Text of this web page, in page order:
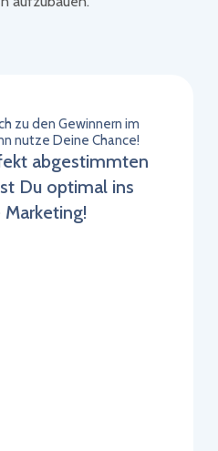
zu den Gewinnern im
nutze Deine Chance!
abgestimmten
Du optimal ins